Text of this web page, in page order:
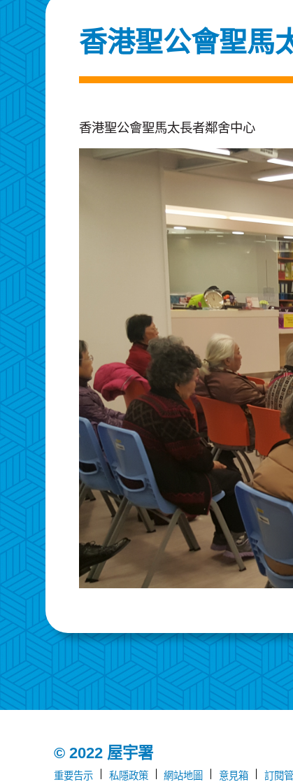
香港聖公會聖馬
香港聖公會聖馬太長者鄰舍中心
© 2022 屋宇署
重要告示 私隱政策 網站地圖 意見箱 訂閱